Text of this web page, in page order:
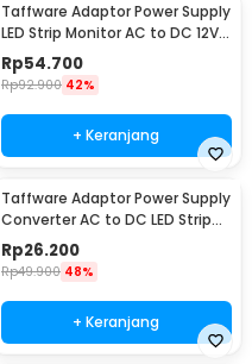
Taffware Adaptor Power Supply
LED Strip Monitor AC to DC 12V
10A - AYD-12100
Rp54.700
Rp92.900 42%
+ Keranjang
Taffware Adaptor Power Supply
Converter AC to DC LED Strip
24V 2A - 2420 / 1820
Rp26.200
Rp49.900 48%
+ Keranjang